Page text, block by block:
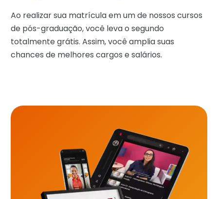
Ao realizar sua matrícula em um de nossos cursos
de pós-graduação, você leva o segundo
totalmente grátis. Assim, você amplia suas
chances de melhores cargos e salários.